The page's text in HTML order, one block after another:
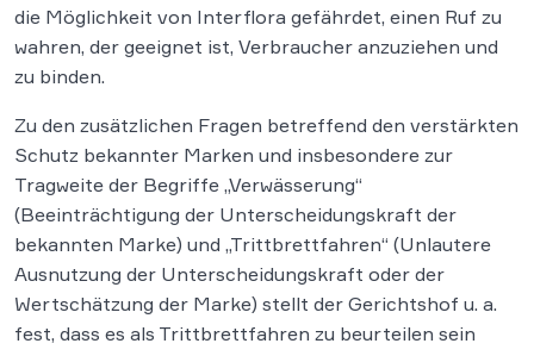
die Möglichkeit von Interflora gefährdet, einen Ruf zu
wahren, der geeignet ist, Verbraucher anzuziehen und
zu binden.
Zu den zusätzlichen Fragen betreffend den verstärkten
Schutz bekannter Marken und insbesondere zur
Tragweite der Begriffe „Verwässerung“
(Beeinträchtigung der Unterscheidungskraft der
bekannten Marke) und „Trittbrettfahren“ (Unlautere
Ausnutzung der Unterscheidungskraft oder der
Wertschätzung der Marke) stellt der Gerichtshof u. a.
fest, dass es als Trittbrettfahren zu beurteilen sein